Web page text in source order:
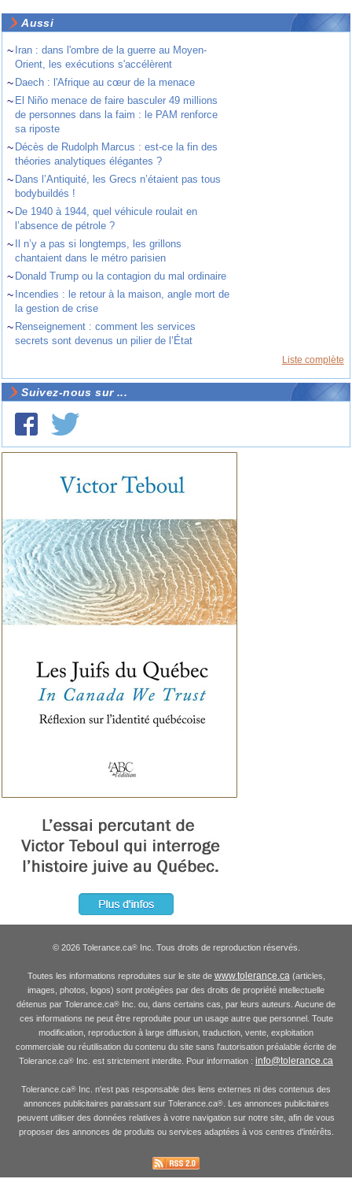
Aussi
~ Iran : dans l'ombre de la guerre au Moyen-
Orient, les exécutions s'accélèrent
~ Daech : l'Afrique au cœur de la menace
~ El Niño menace de faire basculer 49 millions
de personnes dans la faim : le PAM renforce
sa riposte
~ Décès de Rudolph Marcus : est-ce la fin des
théories analytiques élégantes ?
~ Dans l’Antiquité, les Grecs n’étaient pas tous
bodybuildés !
~ De 1940 à 1944, quel véhicule roulait en
l’absence de pétrole ?
~
Il n’y a pas si longtemps, les grillons
chantaient dans le métro parisien
~ Donald Trump ou la contagion du mal ordinaire
~ Incendies : le retour à la maison, angle mort de
la gestion de crise
~ Renseignement : comment les services
secrets sont devenus un pilier de l’État
Liste complète
Suivez-nous sur ...
© 2026 Tolerance.ca®Inc. Tous droits de reproduction réservés.
Toutes les informations reproduites sur le site de www.tolerance.ca(articles,
images, photos, logos) sont protégées par des droits de propriété intellectuelle
détenus par Tolerance.ca® Inc. ou, dans certains cas, par leurs auteurs. Aucune de
ces informations ne peut être reproduite pour un usage autre que personnel. Toute
modification, reproduction à large diffusion, traduction, vente, exploitation
commerciale ou réutilisation du contenu du site sans l'autorisation préalable écrite de
Tolerance.ca® Inc. est strictement interdite. Pour information : info@tolerance.ca
Tolerance.ca® Inc. n'est pas responsable des liens externes ni des contenus des
annonces publicitaires paraissant sur Tolerance.ca®. Les annonces publicitaires
peuvent utiliser des données relatives à votre navigation sur notre site, afin de vous
proposer des annonces de produits ou services adaptées à vos centres d'intérêts.